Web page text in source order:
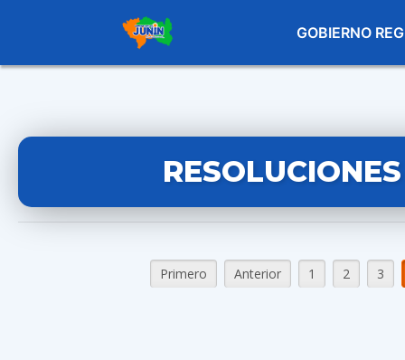
GOBIERNO
Primero Anterior 1 2 3